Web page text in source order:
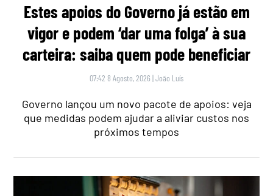
Estes apoios do Governo já estão em
vigor e podem ‘dar uma folga’ à sua
carteira: saiba quem pode beneficiar
07:42 8 Agosto, 2026 |João Luís
Governo lançou um novo pacote de apoios: veja
que medidas podem ajudar a aliviar custos nos
próximos tempos